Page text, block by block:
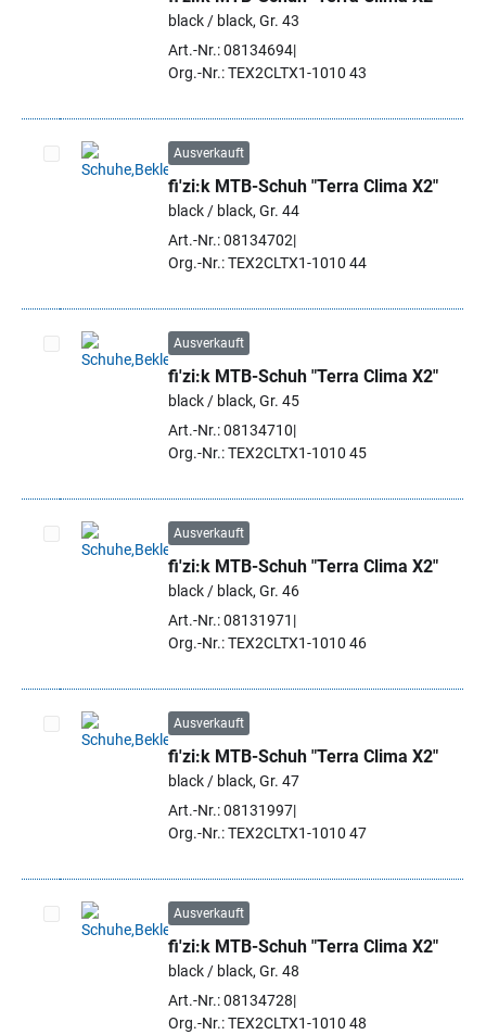
Artikel auswählen
black / black, Gr. 43
Art.-Nr.: 08134694
Org.-Nr.: TEX2CLTX1-1010 43
Artikel auswählen
Ausverkauft
fi'zi:k MTB-Schuh "Terra Clima X2"
black / black, Gr. 44
Art.-Nr.: 08134702
Org.-Nr.: TEX2CLTX1-1010 44
Artikel auswählen
Ausverkauft
fi'zi:k MTB-Schuh "Terra Clima X2"
black / black, Gr. 45
Art.-Nr.: 08134710
Org.-Nr.: TEX2CLTX1-1010 45
Artikel auswählen
Ausverkauft
fi'zi:k MTB-Schuh "Terra Clima X2"
black / black, Gr. 46
Art.-Nr.: 08131971
Org.-Nr.: TEX2CLTX1-1010 46
Artikel auswählen
Ausverkauft
fi'zi:k MTB-Schuh "Terra Clima X2"
black / black, Gr. 47
Art.-Nr.: 08131997
Org.-Nr.: TEX2CLTX1-1010 47
Artikel auswählen
Ausverkauft
fi'zi:k MTB-Schuh "Terra Clima X2"
black / black, Gr. 48
Art.-Nr.: 08134728
Org.-Nr.: TEX2CLTX1-1010 48